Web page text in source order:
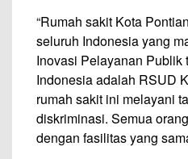
“Rumah sakit Kota
seluruh Indonesia yang
Inovasi Pelayanan Publik
Indonesia adalah RSUD
rumah sakit ini melayani
diskriminasi. Semua
dengan fasilitas yang